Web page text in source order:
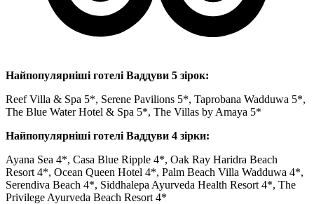
Найпопулярніші готелі Ваддуви 5 зірок:
Reef Villa & Spa 5*, Serene Pavilions 5*, Taprobana Wadduwa 5*,
The Blue Water Hotel & Spa 5*, The Villas by Amaya 5*
Найпопулярніші готелі Ваддуви 4 зірки:
Ayana Sea 4*, Casa Blue Ripple 4*, Oak Ray Haridra Beach
Resort 4*, Ocean Queen Hotel 4*, Palm Beach Villa Wadduwa 4*,
Serendiva Beach 4*, Siddhalepa Ayurveda Health Resort 4*, The
Privilege Ayurveda Beach Resort 4*